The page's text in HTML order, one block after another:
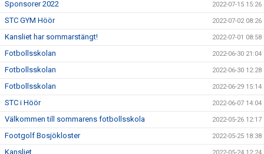
Sponsorer 2022 2022-07-15 15:26
STC GYM Höör 2022-07-02 08:26
Kansliet har sommarstängt! 2022-07-01 08:58
Fotbollsskolan 2022-06-30 21:04
Fotbollsskolan 2022-06-30 12:28
Fotbollsskolan 2022-06-29 15:14
STC i Höör 2022-06-07 14:04
Välkommen till sommarens fotbollsskola 2022-05-26 12:17
Footgolf Bosjökloster 2022-05-25 18:38
Kansliet